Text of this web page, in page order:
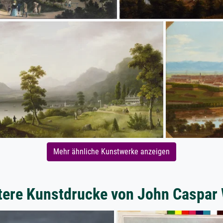
Mehr ähnliche Kunstwerke anzeigen
Kunstdrucke von John Caspar